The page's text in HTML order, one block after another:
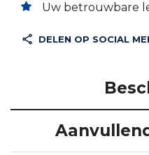
Uw betrouwbare
DELEN OP SOCIAL